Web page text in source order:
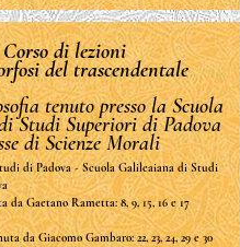
Corso di lezioni
del trascendentale
tenuto presso la Scuola
Studi Superiori di Padova
di Scienze Morali
di Padova - Scuola Galileaiana di Studi
da Gaetano Rametta: 8, 9, 15, 16 e 17
da Giacomo Gambaro: 22, 23, 24, 29 e 30